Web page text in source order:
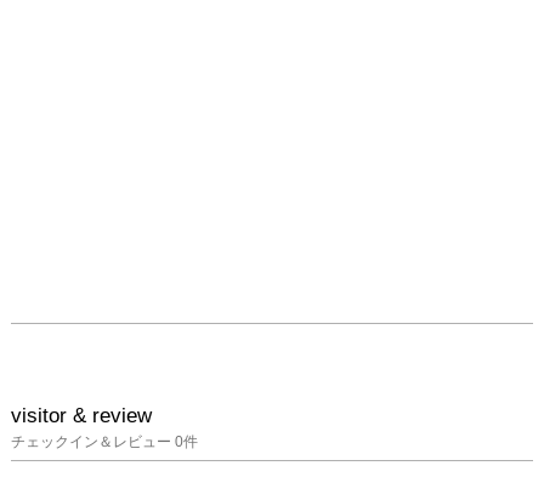
visitor & review
チェックイン＆レビュー 0件